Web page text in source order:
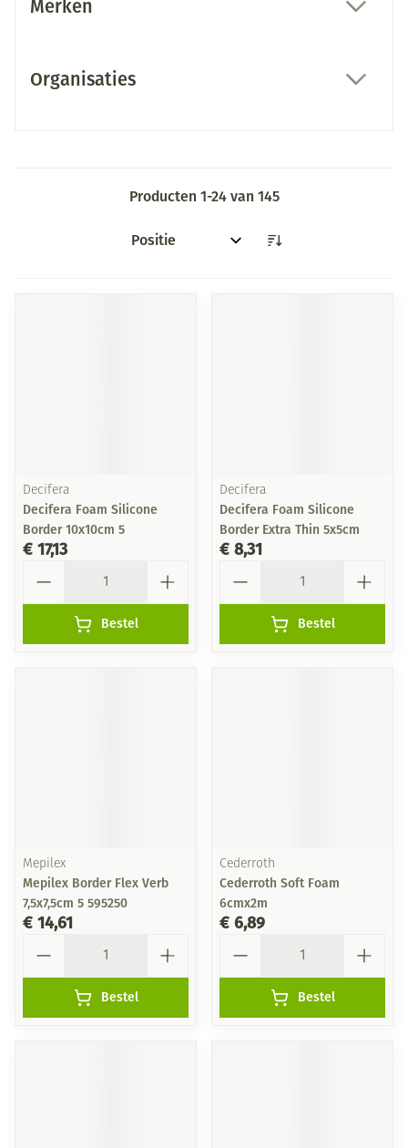
Merken
Organisaties
Producten 1-24van 145
Sorteer op:
Decifera
Decifera Foam Silicone
Border 10x10cm 5
€ 17,13
Bestel
Decifera
Decifera Foam Silicone
Border Extra Thin 5x5cm
€ 8,31
Bestel
Mepilex
Mepilex Border Flex Verb
7,5x7,5cm 5 595250
€ 14,61
Bestel
Cederroth
Cederroth Soft Foam
6cmx2m
€ 6,89
Bestel